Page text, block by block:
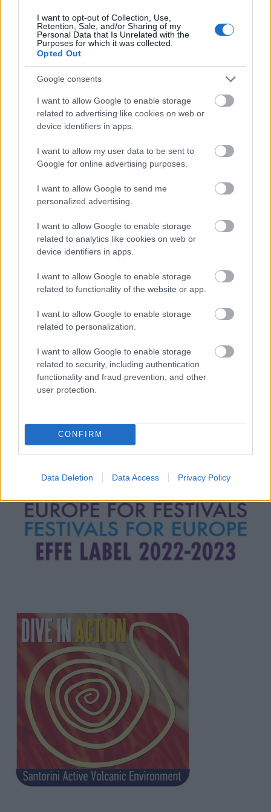
I want to opt-out of Collection, Use,
Retention, Sale, and/or Sharing of my
Personal Data that Is Unrelated with the
Purposes for which it was collected.
Opted Out
Google consents
I want to allow Google to enable storage
related to advertising like cookies on web or
device identifiers in apps.
I want to allow my user data to be sent to
Google for online advertising purposes.
I want to allow Google to send me
personalized advertising.
I want to allow Google to enable storage
related to analytics like cookies on web or
device identifiers in apps.
I want to allow Google to enable storage
related to functionality of the website or app.
I want to allow Google to enable storage
related to personalization.
I want to allow Google to enable storage
related to security, including authentication
functionality and fraud prevention, and other
user protection.
CONFIRM
Data Deletion Data Access Privacy Policy
Kimolos Experience Festival